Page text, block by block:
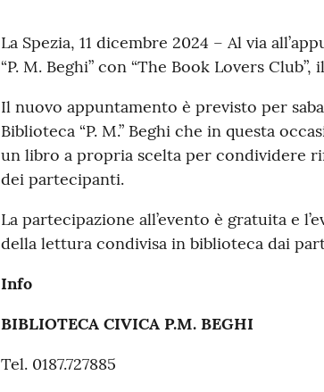
Contenuto
La Spezia, 11 dicembre 2024 – Al via
“P. M. Beghi” con “The Book Lovers
Il nuovo appuntamento è previsto per
Biblioteca “P. M.” Beghi che in questa
un libro a propria scelta per condividere
dei partecipanti.
La partecipazione all’evento è gratuita e
della lettura condivisa in biblioteca dai
Info
BIBLIOTECA CIVICA P.M. BEGHI
Tel. 0187.727885